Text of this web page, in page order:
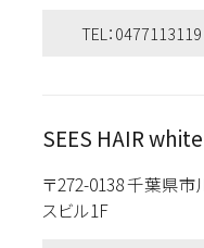
TEL：0477113119
SEES HAIR white
〒272-0138 千葉県
スビル1F